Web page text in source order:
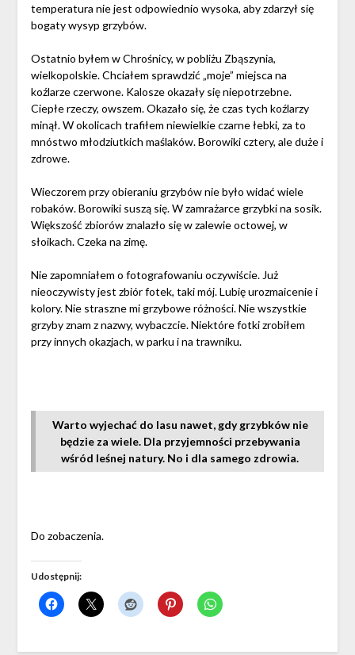
temperatura nie jest odpowiednio wysoka, aby zdarzył się
bogaty wysyp grzybów.
Ostatnio byłem w Chrośnicy, w pobliżu Zbąszynia,
wielkopolskie. Chciałem sprawdzić „moje” miejsca na
koźlarze czerwone. Kalosze okazały się niepotrzebne.
Ciepłe rzeczy, owszem. Okazało się, że czas tych koźlarzy
minął. W okolicach trafiłem niewielkie czarne łebki, za to
mnóstwo młodziutkich maślaków. Borowiki cztery, ale duże i
zdrowe.
Wieczorem przy obieraniu grzybów nie było widać wiele
robaków. Borowiki suszą się. W zamrażarce grzybki na sosik.
Większość zbiorów znalazło się w zalewie octowej, w
słoikach. Czeka na zimę.
Nie zapomniałem o fotografowaniu oczywiście. Już
nieoczywisty jest zbiór fotek, taki mój. Lubię urozmaicenie i
kolory. Nie straszne mi grzybowe różności. Nie wszystkie
grzyby znam z nazwy, wybaczcie. Niektóre fotki zrobiłem
przy innych okazjach, w parku i na trawniku.
Warto wyjechać do lasu nawet, gdy grzybków nie
będzie za wiele. Dla przyjemności przebywania
wśród leśnej natury. No i dla samego zdrowia.
Do zobaczenia.
Udostępnij: